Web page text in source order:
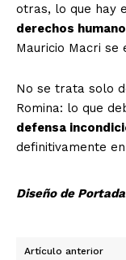
otras, lo que hay
derechos
Mauricio Macri se
No se trata solo
Romina: lo que
defensa
definitivamente
Diseño de
Artículo anterior